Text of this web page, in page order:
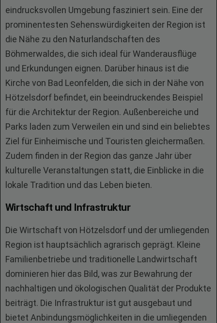
eindrucksvollen Umgebung fasziniert sein. Eine der
prominentesten Sehenswürdigkeiten der Region ist
die Nähe zu den Naturlandschaften des
Böhmerwaldes, die sich ideal für Wanderausflüge
und Erkundungen eignen. Darüber hinaus ist die
Kirche von Bad Leonfelden, die sich in der Nähe von
Hötzelsdorf befindet, ein beeindruckendes Beispiel
für die Architektur der Region. Außenbereiche und
Parks laden zum Verweilen ein und sind ein beliebtes
Ziel für Einheimische und Touristen gleichermaßen.
Zudem finden in der Region das ganze Jahr über
kulturelle Veranstaltungen statt, die Einblicke in die
lokale Tradition und das Leben bieten.
Wirtschaft und Infrastruktur
Die Wirtschaft von Hötzelsdorf und der umliegenden
Region ist hauptsächlich agrarisch geprägt. Kleine
Familienbetriebe und traditionelle Landwirtschaft
dominieren hier das Bild, was zur Bewahrung der
nachhaltigen und ökologischen Qualität der Produkte
beiträgt. Die Infrastruktur ist gut ausgebaut und
bietet Anbindungsmöglichkeiten in die umliegenden